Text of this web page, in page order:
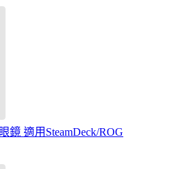
鏡 適用SteamDeck/ROG